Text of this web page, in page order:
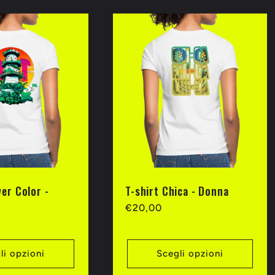
Color -
opzioni
T-shirt Chica - Donna
Prezzo
listino
€20,00
Scegli opzioni